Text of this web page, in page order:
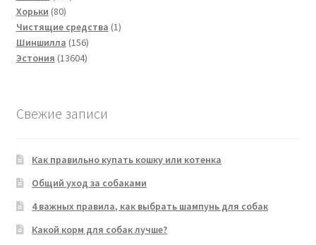
Хорьки 8080
товаров
Чистящие средства 11
Шиншилла 156156
товаров
Эстония 1360413604
Свежие записи
Как правильно купать кошку или котенка
Общий уход за собаками
4 важных правила, как выбрать шампунь для собак
Какой корм для собак лучше?